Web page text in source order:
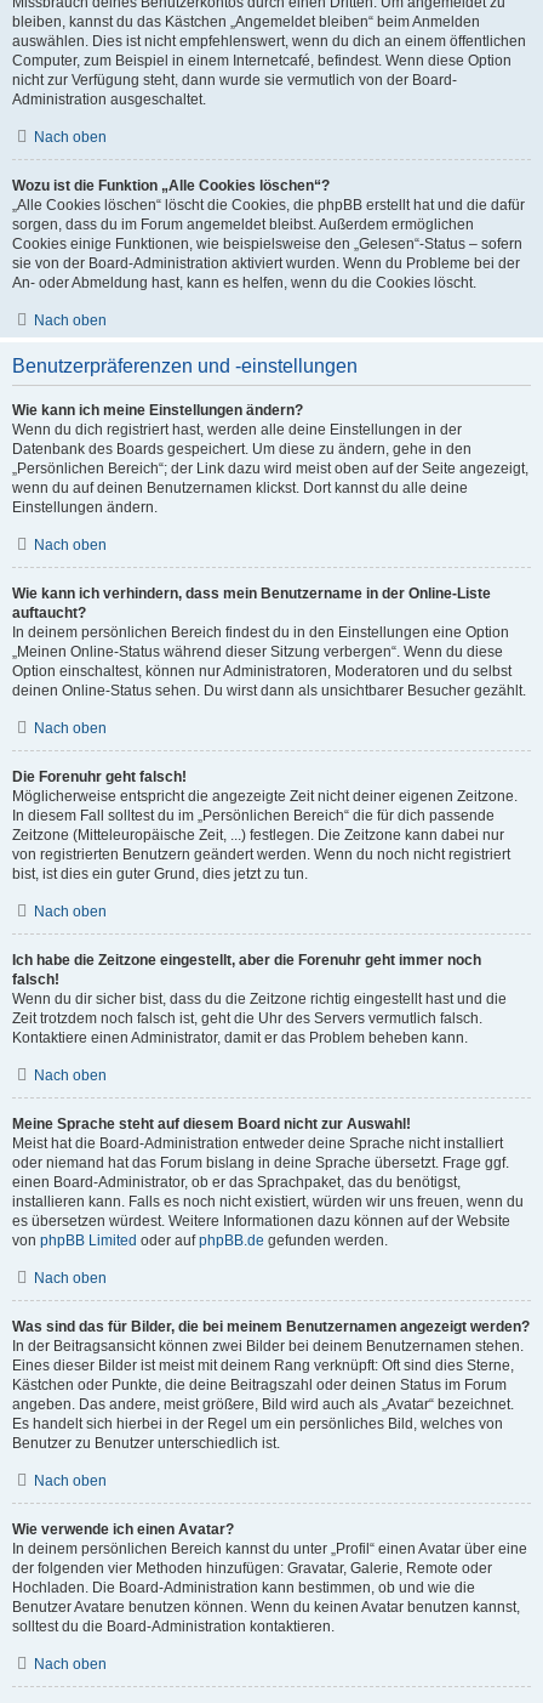
bleiben, kannst du das Kästchen „Angemeldet bleiben“ beim Anmelden
auswählen. Dies ist nicht empfehlenswert, wenn du dich an einem öffentlichen
Computer, zum Beispiel in einem Internetcafé, befindest. Wenn diese Option
nicht zur Verfügung steht, dann wurde sie vermutlich von der Board-
Administration ausgeschaltet.
Nach oben
Wozu ist die Funktion „Alle Cookies löschen“?
„Alle Cookies löschen“ löscht die Cookies, die phpBB erstellt hat und die dafür
sorgen, dass du im Forum angemeldet bleibst. Außerdem ermöglichen
Cookies einige Funktionen, wie beispielsweise den „Gelesen“-Status – sofern
sie von der Board-Administration aktiviert wurden. Wenn du Probleme bei der
An- oder Abmeldung hast, kann es helfen, wenn du die Cookies löscht.
Nach oben
Benutzerpräferenzen und -einstellungen
Wie kann ich meine Einstellungen ändern?
Wenn du dich registriert hast, werden alle deine Einstellungen in der
Datenbank des Boards gespeichert. Um diese zu ändern, gehe in den
„Persönlichen Bereich“; der Link dazu wird meist oben auf der Seite angezeigt,
wenn du auf deinen Benutzernamen klickst. Dort kannst du alle deine
Einstellungen ändern.
Nach oben
Wie kann ich verhindern, dass mein Benutzername in der Online-Liste
auftaucht?
In deinem persönlichen Bereich findest du in den Einstellungen eine Option
„Meinen Online-Status während dieser Sitzung verbergen“. Wenn du diese
Option einschaltest, können nur Administratoren, Moderatoren und du selbst
deinen Online-Status sehen. Du wirst dann als unsichtbarer Besucher gezählt.
Nach oben
Die Forenuhr geht falsch!
Möglicherweise entspricht die angezeigte Zeit nicht deiner eigenen Zeitzone.
In diesem Fall solltest du im „Persönlichen Bereich“ die für dich passende
Zeitzone (Mitteleuropäische Zeit, ...) festlegen. Die Zeitzone kann dabei nur
von registrierten Benutzern geändert werden. Wenn du noch nicht registriert
bist, ist dies ein guter Grund, dies jetzt zu tun.
Nach oben
Ich habe die Zeitzone eingestellt, aber die Forenuhr geht immer noch
falsch!
Wenn du dir sicher bist, dass du die Zeitzone richtig eingestellt hast und die
Zeit trotzdem noch falsch ist, geht die Uhr des Servers vermutlich falsch.
Kontaktiere einen Administrator, damit er das Problem beheben kann.
Nach oben
Meine Sprache steht auf diesem Board nicht zur Auswahl!
Meist hat die Board-Administration entweder deine Sprache nicht installiert
oder niemand hat das Forum bislang in deine Sprache übersetzt. Frage ggf.
einen Board-Administrator, ob er das Sprachpaket, das du benötigst,
installieren kann. Falls es noch nicht existiert, würden wir uns freuen, wenn du
es übersetzen würdest. Weitere Informationen dazu können auf der Website
von phpBB Limited oder aufphpBB.de gefunden werden.
Nach oben
Was sind das für Bilder, die bei meinem Benutzernamen angezeigt werden?
In der Beitragsansicht können zwei Bilder bei deinem Benutzernamen stehen.
Eines dieser Bilder ist meist mit deinem Rang verknüpft: Oft sind dies Sterne,
Kästchen oder Punkte, die deine Beitragszahl oder deinen Status im Forum
angeben. Das andere, meist größere, Bild wird auch als „Avatar“ bezeichnet.
Es handelt sich hierbei in der Regel um ein persönliches Bild, welches von
Benutzer zu Benutzer unterschiedlich ist.
Nach oben
Wie verwende ich einen Avatar?
In deinem persönlichen Bereich kannst du unter „Profil“ einen Avatar über eine
der folgenden vier Methoden hinzufügen: Gravatar, Galerie, Remote oder
Hochladen. Die Board-Administration kann bestimmen, ob und wie die
Benutzer Avatare benutzen können. Wenn du keinen Avatar benutzen kannst,
solltest du die Board-Administration kontaktieren.
Nach oben